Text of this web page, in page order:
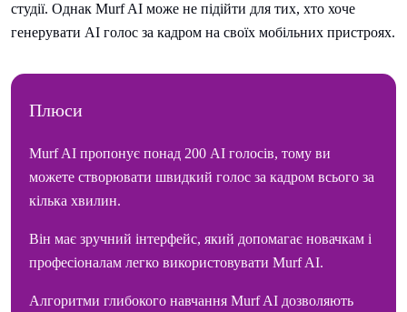
студії. Однак Murf AI може не підійти для тих, хто хоче
генерувати AI голос за кадром на своїх мобільних пристроях.
Плюси
Murf AI пропонує понад 200 AI голосів, тому ви
можете створювати швидкий голос за кадром всього за
кілька хвилин.
Він має зручний інтерфейс, який допомагає новачкам і
професіоналам легко використовувати Murf AI.
Алгоритми глибокого навчання Murf AI дозволяють